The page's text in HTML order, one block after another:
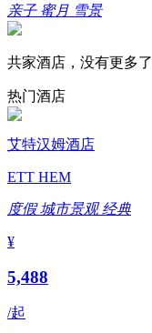
亲子 蜜月 雪景
共家酒店，没有更多了
热门酒店
艾特汉姆酒店
ETT HEM
度假 城市景观 经典
¥
5,488
/起